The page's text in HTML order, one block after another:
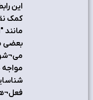
اين
کمک
مانند
بعضي